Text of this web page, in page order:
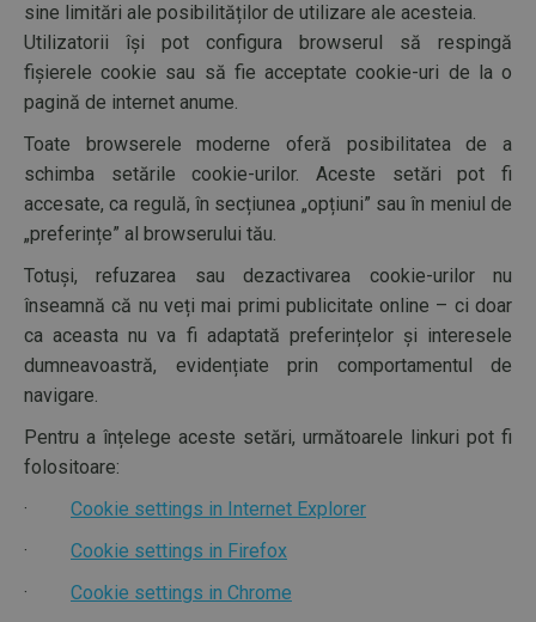
sine limitări ale posibilităților de utilizare ale acesteia.
Utilizatorii își pot configura browserul să respingă
fișierele cookie sau să fie acceptate cookie-uri de la o
pagină de internet anume.
Toate browserele moderne oferă posibilitatea de a
schimba setările cookie-urilor. Aceste setări pot fi
accesate, ca regulă, în secțiunea „opțiuni” sau în meniul de
„preferințe” al browserului tău.
Totuși, refuzarea sau dezactivarea cookie-urilor nu
înseamnă că nu veți mai primi publicitate online – ci doar
ca aceasta nu va fi adaptată preferințelor și interesele
dumneavoastră, evidențiate prin comportamentul de
navigare.
Pentru a înțelege aceste setări, următoarele linkuri pot fi
folositoare:
· Cookie settings in Internet Explorer
· Cookie settings in Firefox
· Cookie settings in Chrome